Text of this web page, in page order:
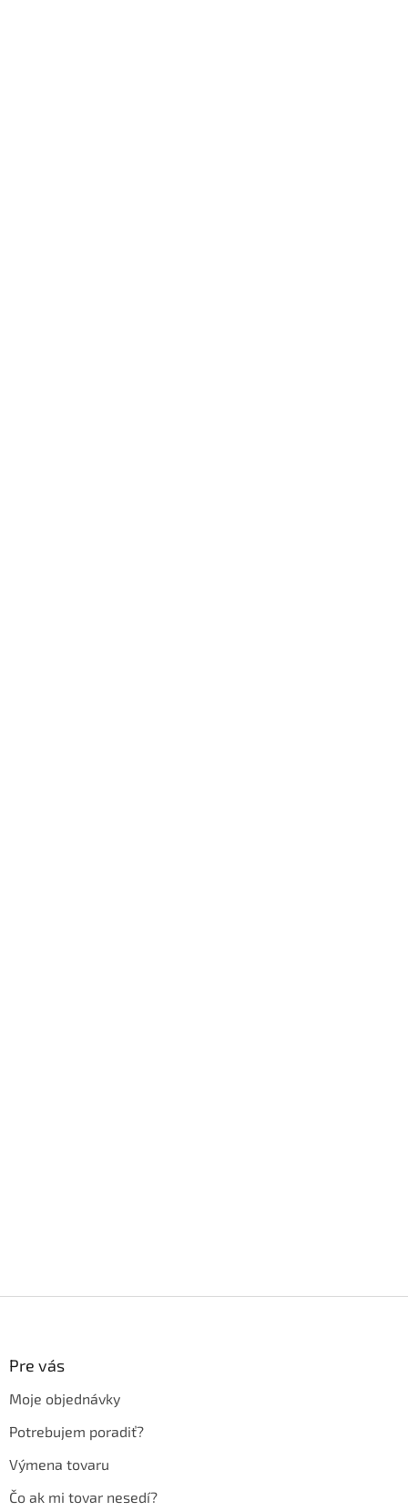
Pre vás
Moje objednávky
Potrebujem poradiť?
Výmena tovaru
Čo ak mi tovar nesedí?